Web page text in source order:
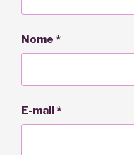
Nome *
E-mail*